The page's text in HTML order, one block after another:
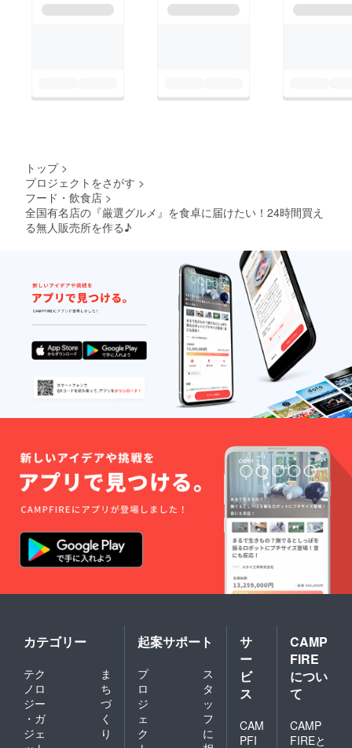
トップ >
プロジェクトをさがす >
フード・飲食店 >
全国有名店の『厳選グルメ』を食卓に届けたい！24時間買え
る無人販売所を作る♪
カテゴリー
テク
ノロ
ジー
・ガ
ジェ
ま
ち
づ
く
り
起案サポート
プ
ロ
ジ
ェ
ク
ス
タ
ッ
フ
に
サ
ー
ビ
ス
CAM
PFI
CAMP
FIRE
につい
て
CAMP
FIREと